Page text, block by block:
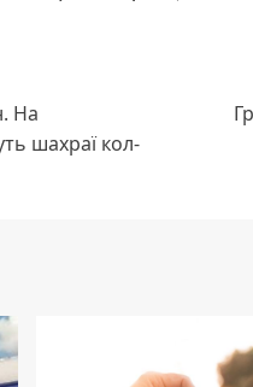
На
шахраї кол-